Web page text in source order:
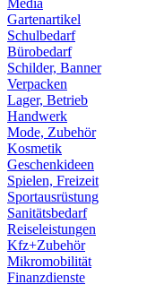
Gartenartikel
Schulbedarf
Bürobedarf
Schilder, Banner
Verpacken
Lager, Betrieb
Handwerk
Mode, Zubehör
Kosmetik
Geschenkideen
Spielen, Freizeit
Sportausrüstung
Sanitätsbedarf
Reiseleistungen
Kfz+Zubehör
Mikromobilität
Finanzdienste